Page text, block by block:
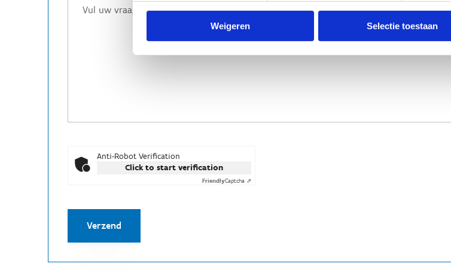
Weigeren Selectie toestaan
Anti-Robot Verification
Click to start verification
FriendlyCaptcha ⇗
Verzend